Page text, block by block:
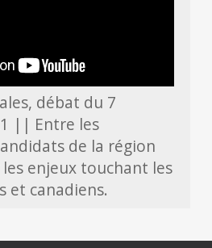
débat du 7
|| Entre les
de la région
enjeux touchant les
et canadiens.